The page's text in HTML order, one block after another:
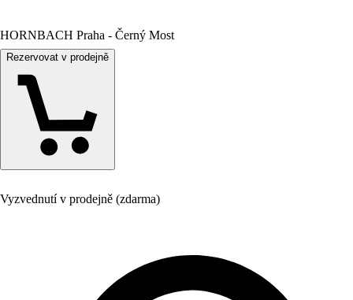
HORNBACH Praha - Černý Most
Rezervovat v prodejně
Vyzvednutí v prodejně (zdarma)